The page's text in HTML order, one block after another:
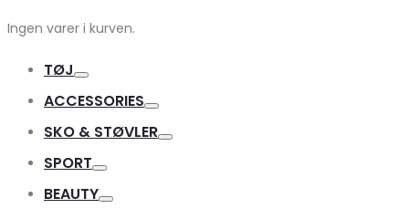
Ingen varer i kurven.
TØJ
ACCESSORIES
SKO & STØVLER
SPORT
BEAUTY